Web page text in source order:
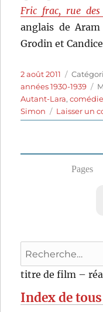
Fric frac, rue des
anglais de Aram
Grodin et
Publié
le
2 août 2011
années 1930-1939
Autant-Lara,comédie
Simon
Laisser un
Recherche
pour
titre de film –
Index de